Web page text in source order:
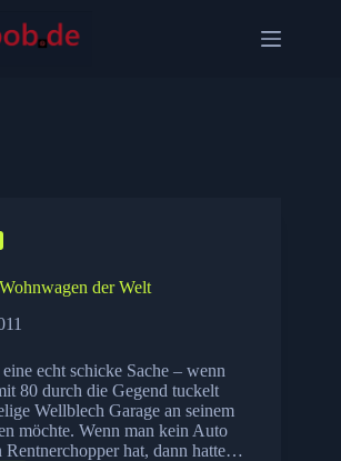
der Welt
echt schicke Sache – wenn
80 durch die Gegend tuckelt
Wellblech Garage an seinem
möchte. Wenn man kein Auto
Rentnerchopper hat, dann hatte…